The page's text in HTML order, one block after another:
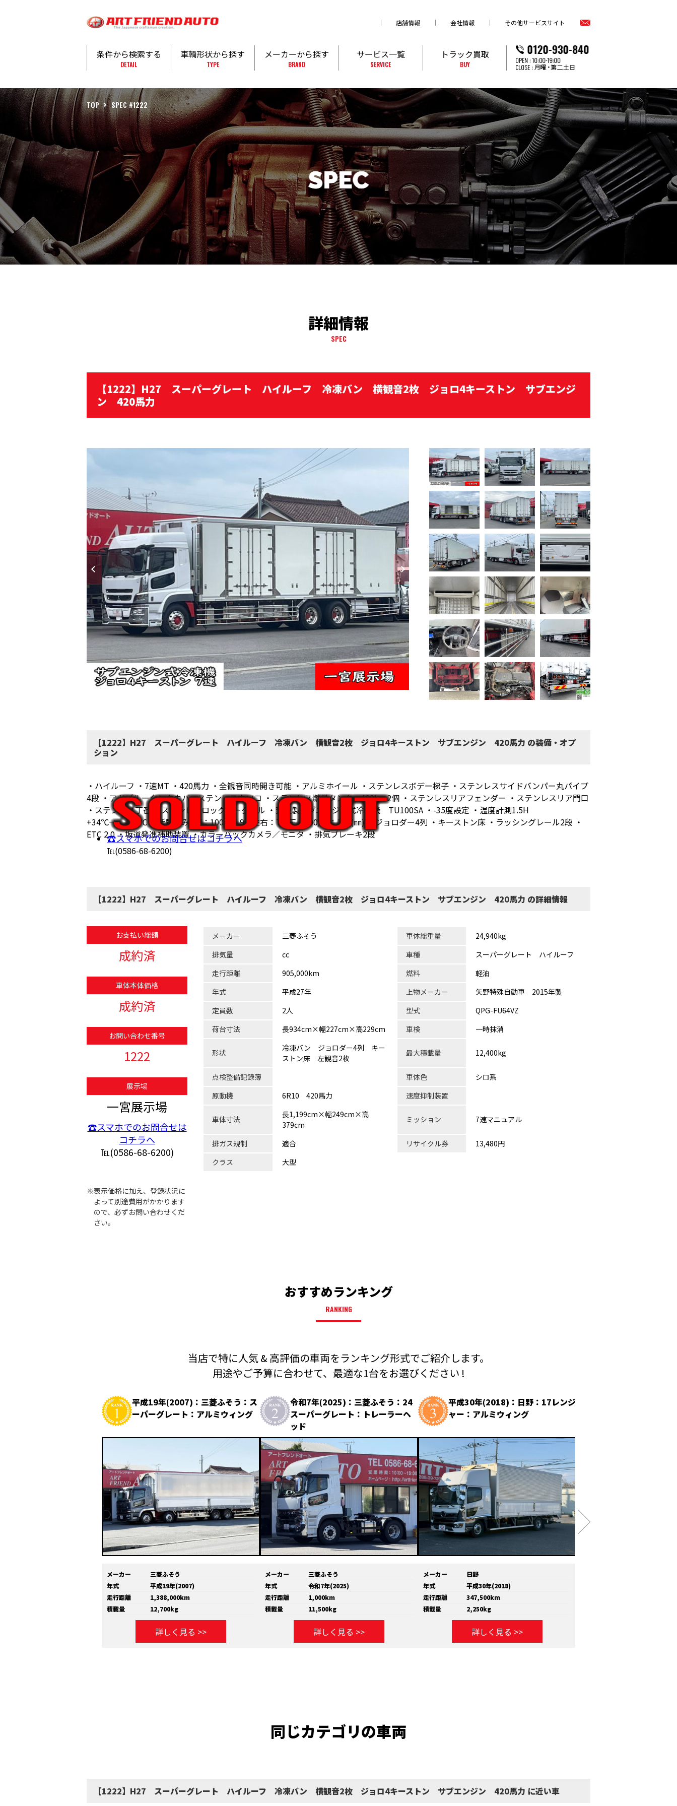
店舗情報 会社情報 その他サービスサイト
条件から検索する
DETAIL
車輌形状から探す
TYPE
メーカーから探す
BRAND
サービス一覧
SERVICE
トラック買取
BUY
TOP SPEC #1222
詳細情報
SPEC
【1222】H27 スーパーグレート ハイルーフ 冷凍バン 横観音2枚 ジョロ4キーストン サブエンジ
ン 420馬力
【1222】H27 スーパーグレート ハイルーフ 冷凍バン 横観音2枚 ジョロ4キーストン サブエンジン 420馬力 の装備・オプ
ション
・ハイルーフ ・7速MT ・420馬力 ・全観音同時開き可能 ・アルミホイール ・ステンレスボデー梯子 ・ステンレスサイドバンパー丸パイプ
4段 ・アドブルータンクカバーステンレスウロコ ・ステンレス燃料タンク 400L 2個 ・ステンレスリアフェンダー ・ステンレスリア門口
・ステンレス丁番 ・ステンレスロックバーダブル ・菱重製サブエンジン式冷凍機 TU100SA ・-35度設定 ・温度計測1.5H
+34℃→ -2.8℃ ・断熱厚み F：100/R：90/左右：75/天：100/床：100(㎜) ・ジョロダー4列 ・キーストン床 ・ラッシングレール2段 ・
ETC 2.0 ・坂道発進補助装置 ・カラーバックカメラ／モニタ ・排気ブレーキ2段
☎スマホでのお問合せはコチラへ
℡(0586-68-6200)
【1222】H27 スーパーグレート ハイルーフ 冷凍バン 横観音2枚 ジョロ4キーストン サブエンジン 420馬力 の詳細情報
お支払い総額
成約済
車体本体価格
成約済
お問い合わせ番号
1222
展示場
一宮展示場
☎スマホでのお問合せは
コチラへ
℡(0586-68-6200)
※表示価格に加え、登録状況に
よって別途費用がかかります
ので、必ずお問い合わせくだ
さい。
メーカー 三菱ふそう 車体総重量
24,940kg
排気量
cc 車種
スーパーグレート ハイルーフ
走行距離
905,000km 燃料
軽油
年式
平成27年 上物メーカー
矢野特殊自動車 2015年製
定員数
2人 型式
QPG-FU64VZ
荷台寸法
長934cm×幅227cm×高229cm 車検 一時抹消
形状
冷凍バン ジョロダー4列 キー
ストン床 左観音2枚
最大積載量 12,400kg
点検整備記録簿 車体色
シロ系
原動機
6R10 420馬力 速度抑制装置
車体寸法
長1,199cm×幅249cm×高
379cm
ミッション 7速マニュアル
排ガス規制 適合 リサイクル券
13,480円
クラス
大型
おすすめランキング
RANKING
当店で特に人気 & 高評価の車両をランキング形式でご紹介します。
用途やご予算に合わせて、 最適な1台をお選びください !
平成19年(2007)：三菱ふそう：ス
ーパーグレート：アルミウィング
メーカー
三菱ふそう
年式
平成19年(2007)
走行距離
1,388,000km
積載量
12,700kg
詳しく見る >>
令和7年(2025)：三菱ふそう：24
スーパーグレート：トレーラーヘ
ッド
メーカー
三菱ふそう
年式
令和7年(2025)
走行距離
1,000km
積載量
11,500kg
詳しく見る >>
平成30年(2018)：日野：17レンジ
ャー：アルミウィング
メーカー
日野
年式
平成30年(2018)
走行距離
347,500km
積載量
2,250kg
詳しく見る >>
同じカテゴリの車両
【1222】H27 スーパーグレート ハイルーフ 冷凍バン 横観音2枚 ジョロ4キーストン サブエンジン 420馬力 に近い車